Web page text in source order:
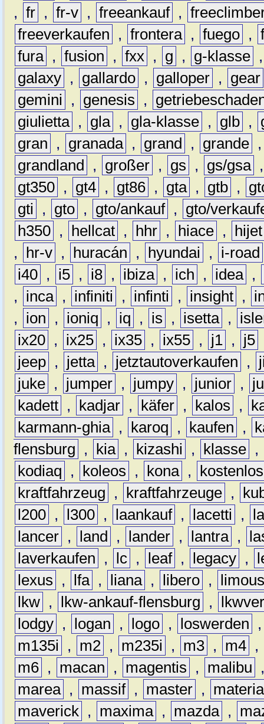
, fr , fr-v , freeankauf ,
freeverkaufen
, frontera , fuego ,
fura , fusion , fxx , g , g-klasse
galaxy , gallardo , galloper ,
gear
gemini
, genesis ,
giulietta , gla , gla-klasse , glb ,
gran
, granada , grand , grande
grandland
, großer , gs , gs/gsa
gt350 , gt4 , gt86 , gta , gtb ,
gti
, gto , gto/ankauf ,
gto/
h350 , hellcat , hhr , hiace ,
hijet
,
hr-v , huracán , hyundai ,
i-road
i40 , i5 , i8 , ibiza , ich , idea ,
,
inca , infiniti , infinti , insight ,
,
ion , ioniq , iq , is , isetta ,
ix20 , ix25 , ix35 , ix55 , j1 , j5
jeep , jetta , jetztautoverkaufen ,
juke , jumper , jumpy , junior ,
kadett , kadjar , käfer , kalos ,
karmann-ghia , karoq , kaufen ,
flensburg
, kia , kizashi , klasse ,
kodiaq
, koleos , kona ,
kostenlos
kraftfahrzeug
, kraftfahrzeuge ,
l200 , l300 , laankauf , lacetti ,
lancer , land , lander , lantra ,
laverkaufen
, lc , leaf , legacy ,
lexus
, lfa , liana , libero ,
lkw , lkw-ankauf-flensburg ,
lodgy , logan , logo , loswerden
m135i
, m2 , m235i , m3 , m4 ,
m6 , macan , magentis , malibu
marea , massif , master ,
materia
maverick , maxima , mazda ,